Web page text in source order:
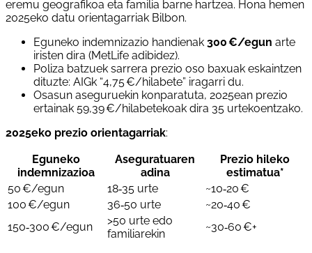
eremu geografikoa eta familia barne hartzea. Hona hemen
2025eko datu orientagarriak Bilbon.
Eguneko indemnizazio handienak 300 €/egun arte
iristen dira (MetLife adibidez).
Poliza batzuek sarrera prezio oso baxuak eskaintzen
dituzte: AIGk “4,75 €/hilabete” iragarri du.
Osasun aseguruekin konparatuta, 2025ean prezio
ertainak 59,39 €/hilabetekoak dira 35 urtekoentzako.
2025eko prezio orientagarriak:
Eguneko
indemnizazioa
Aseguratuaren
adina
Prezio hileko
estimatua*
50 €/egun
18‑35 urte
~10‑20 €
100 €/egun
36‑50 urte
~20‑40 €
150‑300 €/egun
>50 urte edo
familiarekin
~30‑60 €+